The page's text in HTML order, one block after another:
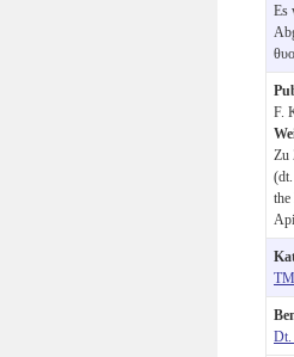
Es
F.
Zu
Dt.